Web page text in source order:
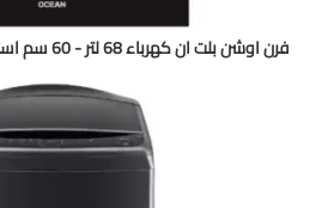
فرن اوشن بلت ان كهرباء 68 لتر - 60 سم استانلس | OEOF 68 I TC